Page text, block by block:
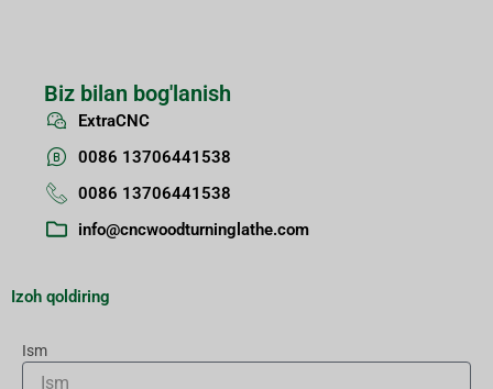
Biz bilan bog'lanish
ExtraCNC
0086 13706441538
0086 13706441538
info@cncwoodturninglathe.com
Izoh qoldiring
Ism